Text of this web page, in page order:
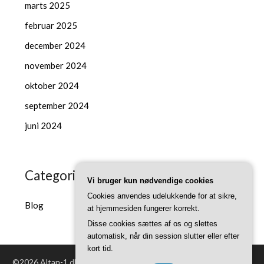
marts 2025
februar 2025
december 2024
november 2024
oktober 2024
september 2024
juni 2024
Categories
Blog
©2026 Altan-1.dk | Powered by WordPress and
Vi bruger kun nødvendige cookies
Cookies anvendes udelukkende for at sikre,
at hjemmesiden fungerer korrekt.
Disse cookies sættes af os og slettes
automatisk, når din session slutter eller efter
kort tid.